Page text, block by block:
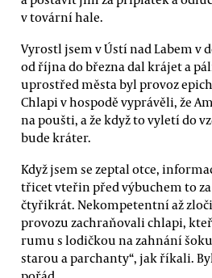
v tovární hale.
Vyrostl jsem v Ústí nad Labem v
od října do března dal krájet a
uprostřed města byl provoz
Chlapi v hospodě vyprávěli, že
na poušti, a že když to vyletí do
bude kráter.
Když jsem se zeptal otce,
třicet vteřin před výbuchem to
čtyřikrát. Nekompetentní až
provozu zachraňovali chlapi,
rumu s lodičkou na zahnání
starou a parchanty“, jak říkali.